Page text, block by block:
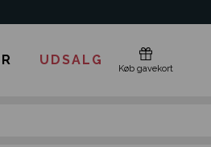
UDSALG
Køb gavekort